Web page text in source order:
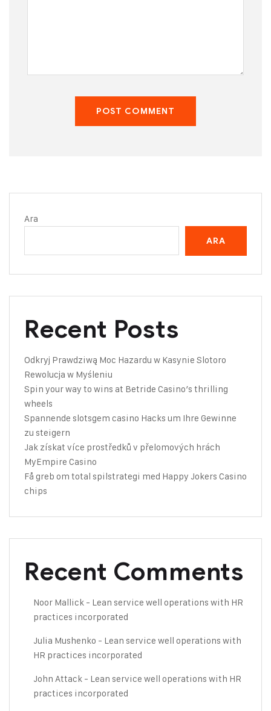
POST COMMENT
Ara
ARA
Recent Posts
Odkryj Prawdziwą Moc Hazardu w Kasynie Slotoro
Rewolucja w Myśleniu
Spin your way to wins at Betride Casino’s thrilling
wheels
Spannende slotsgem casino Hacks um Ihre Gewinne
zu steigern
Jak získat více prostředků v přelomových hrách
MyEmpire Casino
Få greb om total spilstrategi med Happy Jokers Casino
chips
Recent Comments
Noor Mallick - Lean service well operations with HR
practices incorporated
Julia Mushenko - Lean service well operations with
HR practices incorporated
John Attack - Lean service well operations with HR
practices incorporated